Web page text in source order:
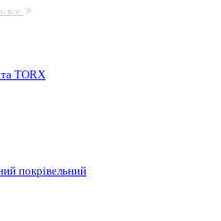
все
TORX
покрівельний